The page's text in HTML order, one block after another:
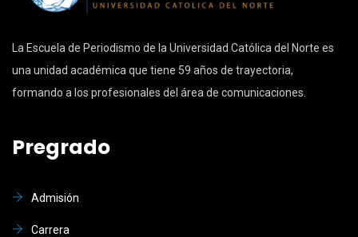
La Escuela de Periodismo de la Universidad Católica del Norte es
una unidad académica que tiene 59 años de trayectoria,
formando a los profesionales del área de comunicaciones.
Pregrado
Admisión
Carrera